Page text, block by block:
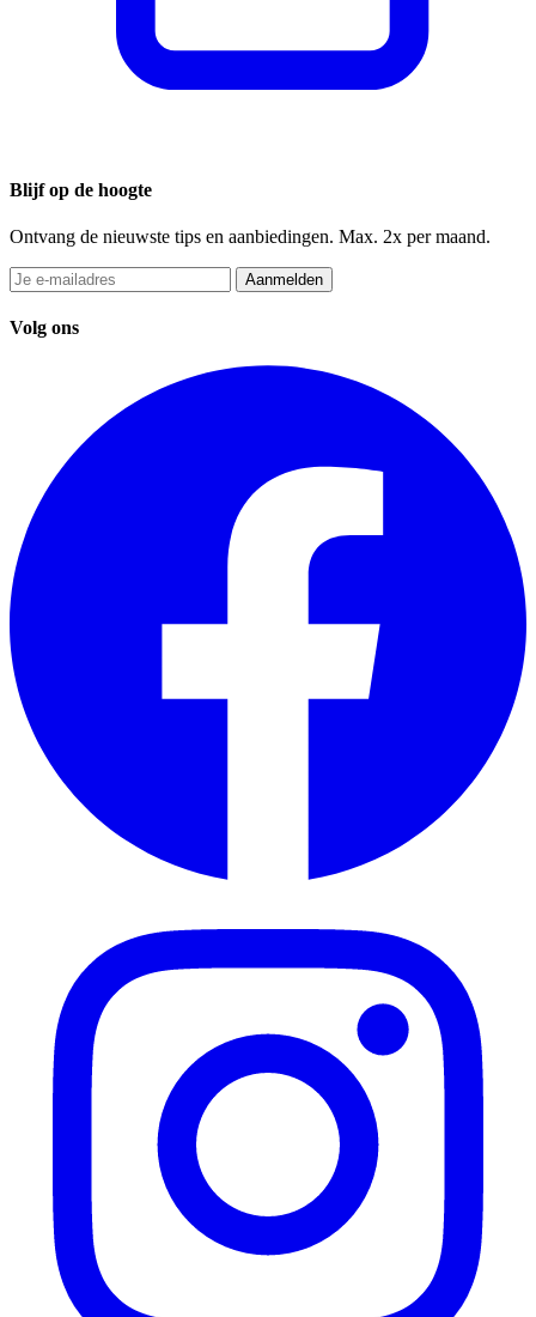
Blijf op de hoogte
Ontvang de nieuwste tips en aanbiedingen. Max. 2x per maand.
Aanmelden
Volg ons